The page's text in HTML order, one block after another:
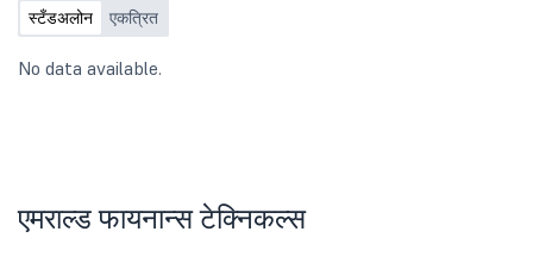
स्टँडअलोन एकत्रित
No data available.
एमराल्ड फायनान्स टेक्निकल्स